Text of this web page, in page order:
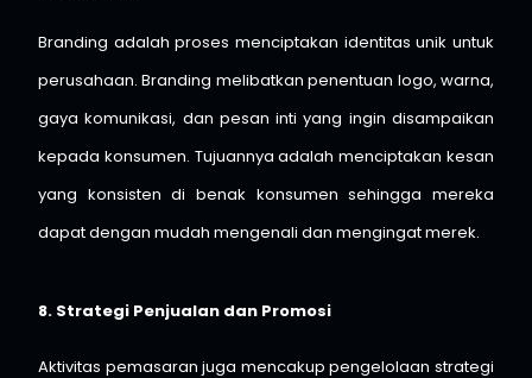
Branding adalah proses menciptakan identitas unik untuk
perusahaan. Branding melibatkan penentuan logo, warna,
gaya komunikasi, dan pesan inti yang ingin disampaikan
kepada konsumen. Tujuannya adalah menciptakan kesan
yang konsisten di benak konsumen sehingga mereka
dapat dengan mudah mengenali dan mengingat merek.
8. Strategi Penjualan dan Promosi
Aktivitas pemasaran juga mencakup pengelolaan strategi